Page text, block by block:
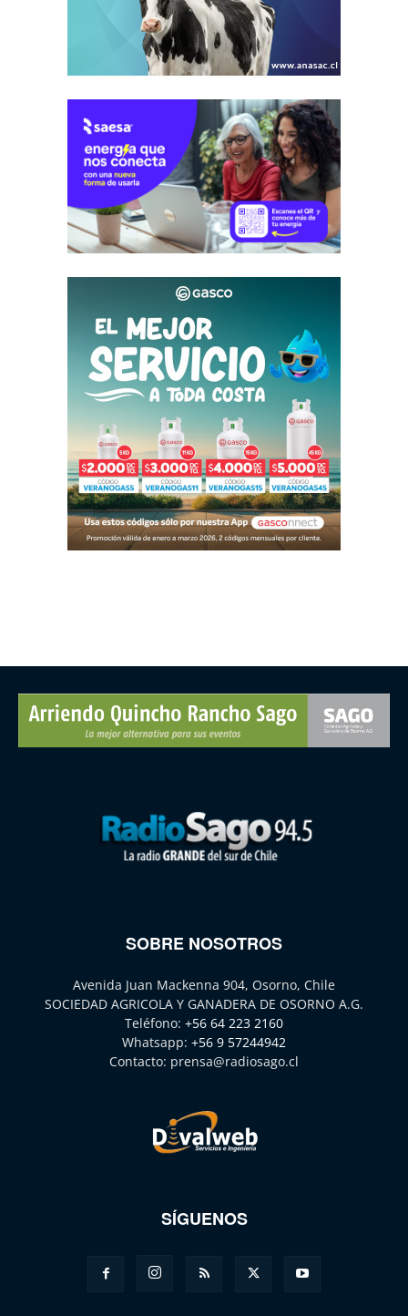
SOBRE NOSOTROS
Avenida Juan Mackenna 904, Osorno, Chile
SOCIEDAD AGRICOLA Y GANADERA DE OSORNO A.G.
Teléfono: +56 64 223 2160
Whatsapp: +56 9 57244942
Contacto: prensa@radiosago.cl
SÍGUENOS